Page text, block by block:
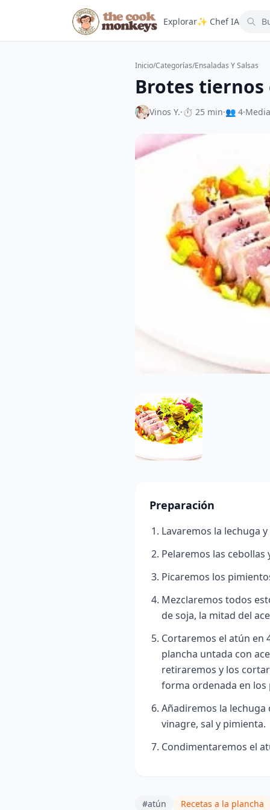
Explorar✨ Chef IA
Inicio/Categorías/Ensaladas Y Salsas
Brotes
Vinos Y.·⏱ 25 min·👥 4·Media
Preparación
Lavaremos la lechuga
Pelaremos las
Picaremos los
Mezclaremos todos
de soja, la mitad del
Cortaremos el atún en
plancha untada con
retiraremos y los
forma ordenada en los
Añadiremos la lechuga
vinagre, sal y pimienta.
Condimentaremos el
#atún Recetas a la plancha